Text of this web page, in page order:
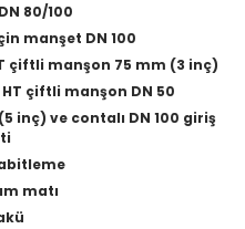
80/100
manşet DN 100
çiftli manşon 75 mm (3 inç)
çiftli manşon DN 50
inç) ve contalı DN 100 giriş
matı